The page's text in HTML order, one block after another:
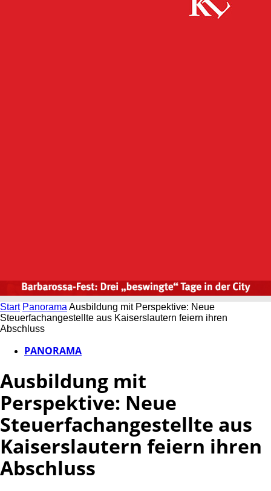
Start Panorama Ausbildung mit Perspektive: Neue
Steuerfachangestellte aus Kaiserslautern feiern ihren
Abschluss
PANORAMA
Ausbildung mit
Perspektive: Neue
Steuerfachangestellte aus
Kaiserslautern feiern ihren
Abschluss